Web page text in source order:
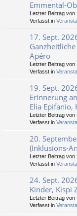
Emmental-
Letzter Beitrag von
Verfasst in
17. Sept.
Apéro
Letzter Beitrag von
Verfasst in
19. Sept.
Erinnerung
Elia Epifanio,
Letzter Beitrag von
Verfasst in
20.
(Inklusions-
Letzter Beitrag von
Verfasst in
24. Sept.
Kinder, Kispi
Letzter Beitrag von
Verfasst in